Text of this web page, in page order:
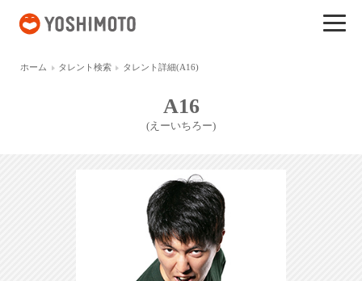
ホーム タレント検索 タレント詳細(A16)
A16
(えーいちろー)